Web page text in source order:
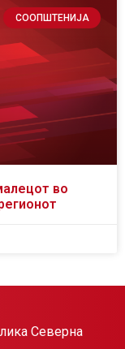
СООПШТЕНИЈА
во
Северна